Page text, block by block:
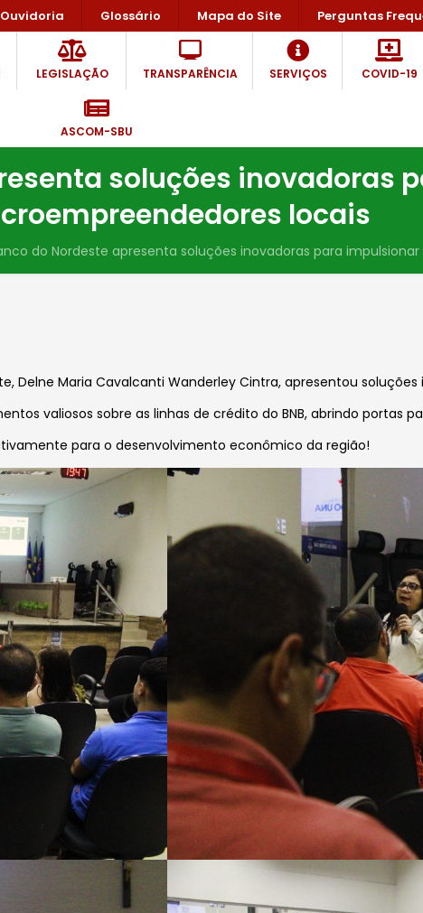
Ouvidoria Glossário Mapa do Site Perguntas
LEGISLAÇÃO TRANSPARÊNCIA SERVIÇOS COVID-19
ASCOM-SBU
soluções inovadoras
locais
do Nordeste apresenta soluções inovadoras para
Delne Maria Cavalcanti Wanderley Cintra, apresentou
valiosos sobre as linhas de crédito do BNB, abrindo portas
para o desenvolvimento econômico da região!